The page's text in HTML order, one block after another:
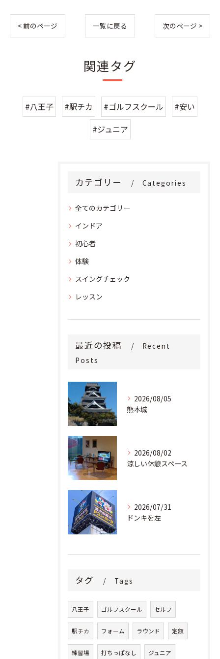
< 前のページ 一覧に戻る 次のページ >
関連タグ
#八王子 #駅チカ #ゴルフスクール
#安い
#ジュニア
カテゴリー Categories
全てのカテゴリー
インドア
初心者
体験
スイングチェック
レッスン
最近の投稿
Recent
Posts
2026/08/05
熊本城
2026/08/02
涼しい休憩スペース
2026/07/31
ドンキを左
タグ Tags
八王子 ゴルフスクール セルフ
駅チカ フォーム ラウンド 定額
練習場 打ちっぱなし ジュニア